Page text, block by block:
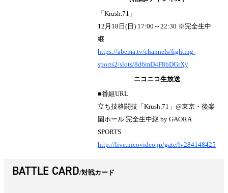
「Krush.71」
12月18日(日) 17:00～22:30 ※完全生中
継
https://abema.tv/channels/fighting-
sports2/slots/8d6mD4F8bDGrXy
ニコニコ生放送
■番組URL
立ち技格闘技「Krush.71」@東京・後楽
園ホール 完全生中継 by GAORA
SPORTS
http://live.nicovideo.jp/gate/lv284148425
BATTLE CARD 対戦カード